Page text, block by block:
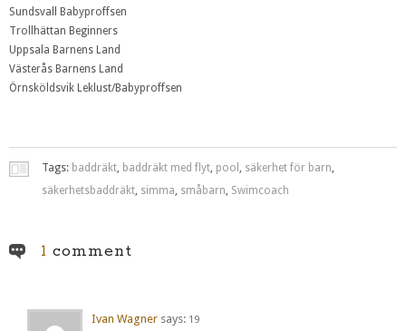
Sundsvall Babyproffsen
Trollhättan Beginners
Uppsala Barnens Land
Västerås Barnens Land
Örnsköldsvik Leklust/Babyproffsen
Tags: baddräkt, baddräkt med flyt, pool , säkerhet för barn,
säkerhetsbaddräkt, simma, småbarn, Swimcoach
1 comment
Ivan Wagner says: 19